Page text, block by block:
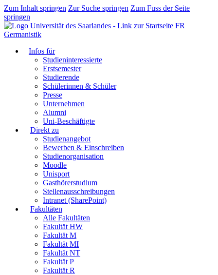
Zum Inhalt springen Zur Suche springen Zum Fuss der Seite
springen
FR
Germanistik
Infos für
Studieninteressierte
Erstsemester
Studierende
Schülerinnen & Schüler
Presse
Unternehmen
Alumni
Uni-Beschäftigte
Direkt zu
Studienangebot
Bewerben & Einschreiben
Studienorganisation
Moodle
Unisport
Gasthörerstudium
Stellenausschreibungen
Intranet (SharePoint)
Fakultäten
Alle Fakultäten
Fakultät HW
Fakultät M
Fakultät MI
Fakultät NT
Fakultät P
Fakultät R